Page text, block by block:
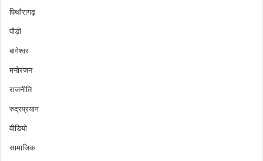
पिथौरागढ़
पौड़ी
बागेश्वर
मनोरंजन
राजनीति
रुद्रप्रयाग
वीडियो
सामाजिक